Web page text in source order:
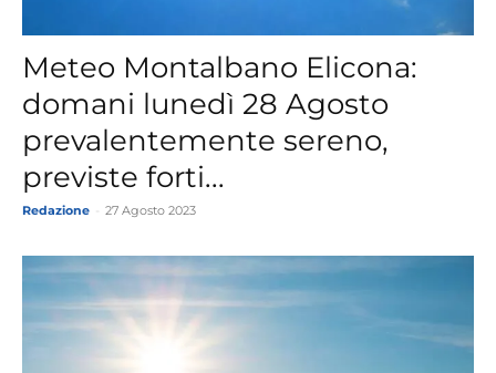
Meteo Montalbano Elicona:
domani lunedì 28 Agosto
prevalentemente sereno,
previste forti...
Redazione 27 Agosto 2023